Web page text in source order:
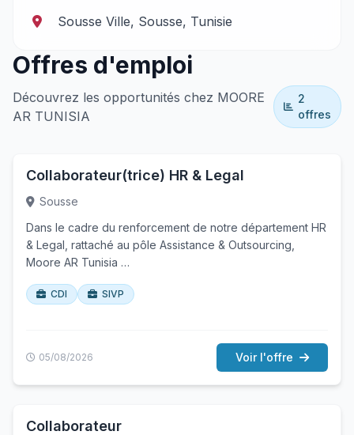
Sousse Ville, Sousse, Tunisie
Offres d'emploi
Découvrez les opportunités chez MOORE
AR TUNISIA
2
offres
Collaborateur(trice) HR & Legal
Sousse
Dans le cadre du renforcement de notre département HR
& Legal, rattaché au pôle Assistance & Outsourcing,
Moore AR Tunisia …
CDI SIVP
05/08/2026 Voir l'offre
Collaborateur